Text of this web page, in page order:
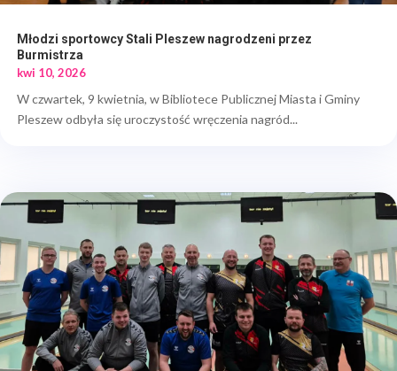
Młodzi sportowcy Stali Pleszew nagrodzeni przez
Burmistrza
kwi 10, 2026
W czwartek, 9 kwietnia, w Bibliotece Publicznej Miasta i Gminy
Pleszew odbyła się uroczystość wręczenia nagród...